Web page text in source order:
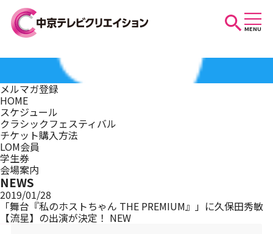
MENU
お知らせ
スケジュール
イベントを探す
団体・法人の方へ
メルマガ登録
HOME
スケジュール
クラシックフェスティバル
チケット購入方法
LOM会員
学生券
会場案内
NEWS
2019/01/28
「舞台『私のホストちゃん THE PREMIUM』」に久保田秀敏
【流星】の出演が決定！ NEW